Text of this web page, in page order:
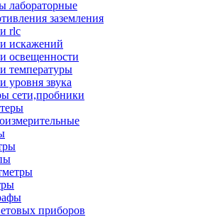
лабораторные
заземления
rlc
искажений
освещенности
температуры
уровня звука
сети,пробники
приборов